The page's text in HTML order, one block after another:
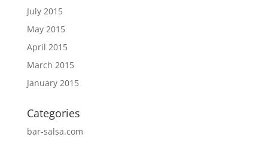
July 2015
May 2015
April 2015
March 2015
January 2015
Categories
bar-salsa.com